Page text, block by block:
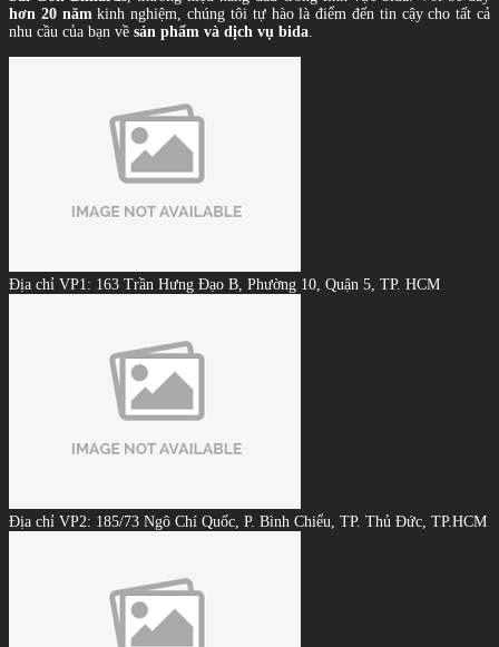
hơn 20 nămkinh nghiệm, chúng tôi tự hào là điểm đến tin cậy cho tất cả
nhu cầu của bạn về sản phẩm và dịch vụ bida.
Địa chỉ VP1: 163 Trần Hưng Đạo B, Phường 10, Quận 5, TP. HCM
Địa chỉ VP2: 185/73 Ngô Chí Quốc, P. Bình Chiểu, TP. Thủ Đức, TP.HCM